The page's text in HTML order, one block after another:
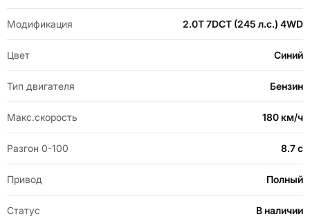
Модификация 2.0T 7DCT (245 л.с.) 4WD
Цвет Синий
Тип двигателя Бензин
Макс.скорость 180 км/ч
Разгон 0-100 8.7 с
Привод Полный
Статус В наличии